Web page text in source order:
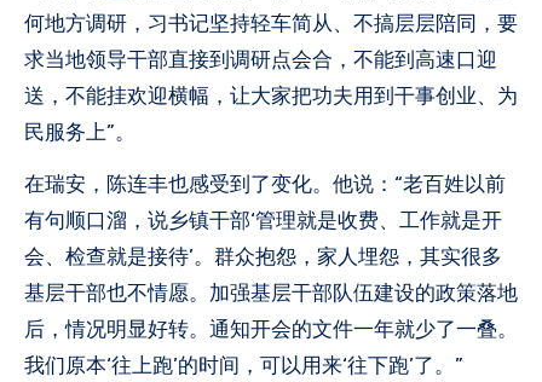
何地方调研，习书记坚持轻车简从、不搞层层陪同，要
求当地领导干部直接到调研点会合，不能到高速口迎
送，不能挂欢迎横幅，让大家把功夫用到干事创业、为
民服务上”。
在瑞安，陈连丰也感受到了变化。他说：“老百姓以前
有句顺口溜，说乡镇干部‘管理就是收费、工作就是开
会、检查就是接待’。群众抱怨，家人埋怨，其实很多
基层干部也不情愿。加强基层干部队伍建设的政策落地
后，情况明显好转。通知开会的文件一年就少了一叠。
我们原本‘往上跑’的时间，可以用来‘往下跑’了。”